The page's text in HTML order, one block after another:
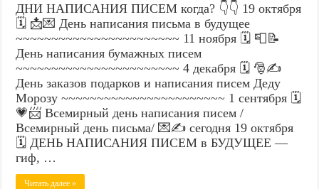
ДНИ НАПИСАНИЯ ПИСЕМ когда? 👇👇 19 октября
🗓️ 📩💌 День написания письма в будущее
~~~~~~~~~~~~~~~~~~~~~~~ 11 ноября 🗓️ 📮📝
День написания бумажных писем
~~~~~~~~~~~~~~~~~~~~~~~ 4 декабря 🗓️ 🎅✍️
День заказов подарков и написания писем Деду
Морозу ~~~~~~~~~~~~~~~~~~~~~~~ 1 сентября 🗓️
💗📨 Всемирный день написания писем /
Всемирный день письма/ 💌✍️ сегодня 19 октября
🗓️ ДЕНЬ НАПИСАНИЯ ПИСЕМ в БУДУЩЕЕ —
гиф, …
Читать далее »